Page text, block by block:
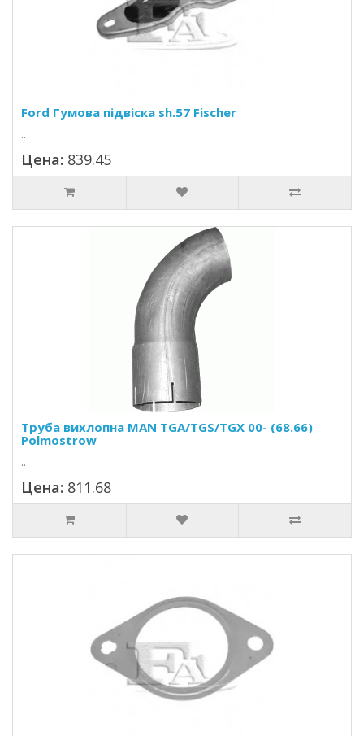
Ford Гумова підвіска sh.57 Fischer
..
Цена: 839.45
Труба вихлопна MAN TGA/TGS/TGX 00- (68.66)
Polmostrow
..
Цена: 811.68